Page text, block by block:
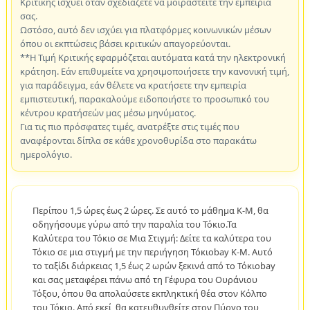
σας.
Ωστόσο, αυτό δεν ισχύει για πλατφόρμες κοινωνικών μέσων
όπου οι εκπτώσεις βάσει κριτικών απαγορεύονται.
**Η Τιμή Κριτικής εφαρμόζεται αυτόματα κατά την ηλεκτρονική
κράτηση. Εάν επιθυμείτε να χρησιμοποιήσετε την κανονική τιμή,
για παράδειγμα, εάν θέλετε να κρατήσετε την εμπειρία
εμπιστευτική, παρακαλούμε ειδοποιήστε το προσωπικό του
κέντρου κρατήσεών μας μέσω μηνύματος.
Για τις πιο πρόσφατες τιμές, ανατρέξτε στις τιμές που
αναφέρονται δίπλα σε κάθε χρονοθυρίδα στο παρακάτω
ημερολόγιο.
Περίπου 1,5 ώρες έως 2 ώρες. Σε αυτό το μάθημα K-M, θα
οδηγήσουμε γύρω από την παραλία του Τόκιο.Τα
Καλύτερα του Τόκιο σε Μια Στιγμή: Δείτε τα καλύτερα του
Τόκιο σε μια στιγμή με την περιήγηση Τόκιοbay K-M. Αυτό
το ταξίδι διάρκειας 1,5 έως 2 ωρών ξεκινά από το Τόκιοbay
και σας μεταφέρει πάνω από τη Γέφυρα του Ουράνιου
Τόξου, όπου θα απολαύσετε εκπληκτική θέα στον Κόλπο
του Τόκιο. Από εκεί, θα κατευθυνθείτε στον Πύργο του